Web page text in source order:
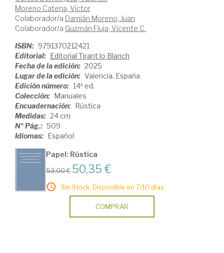
Moreno Catena, Víctor
Colaborador/a Damián Moreno, Juan
Colaborador/a Guzmán Fluja, Vicente C.
ISBN: 9791370212421
Editorial: Editorial Tirant lo Blanch
Fecha de la edición: 2025
Lugar de la edición: Valencia. España
Edición número: 14ª ed.
Colección: Manuales
Encuadernación: Rústica
Medidas: 24 cm
Nº Pág.: 509
Idiomas: Español
Papel: Rústica
53,00 € 50,35 €
Sin Stock. Disponible en 7/10 días.
COMPRAR